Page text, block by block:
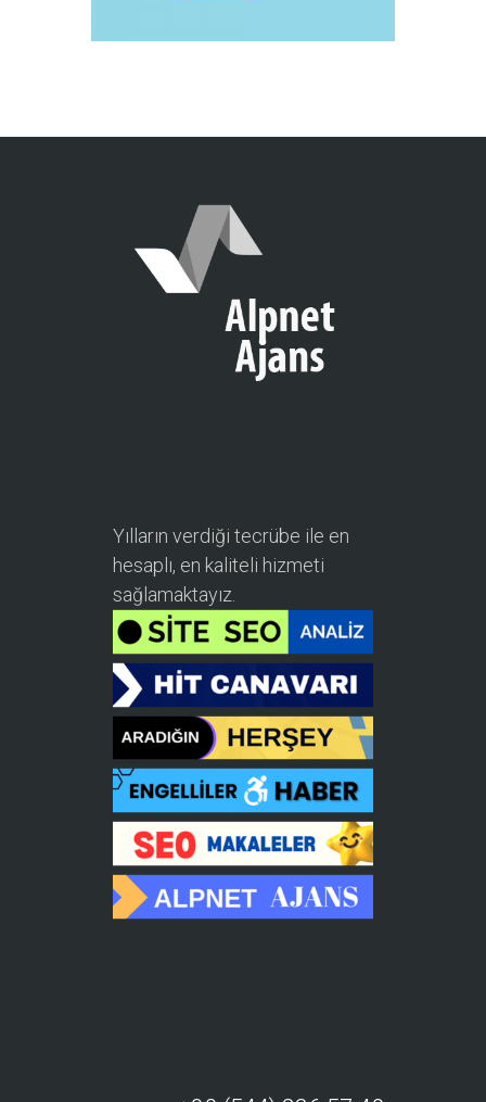
Yılların verdiği tecrübe ile en
hesaplı, en kaliteli hizmeti
sağlamaktayız.